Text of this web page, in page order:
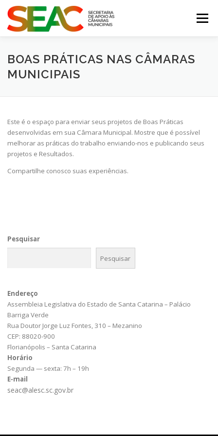
Pular
para
conteúdo
Menu
MUNICÍPIOS CATARINENSES
BOAS PRÁTICAS NAS CÂMARAS
MUNICIPAIS
Este é o espaço para enviar seus projetos de Boas Práticas
desenvolvidas em sua Câmara Municipal. Mostre que é possível
melhorar as práticas do trabalho enviando-nos e publicando seus
projetos e Resultados.
Compartilhe conosco suas experiências.
Pesquisar
Pesquisar
Endereço
Assembleia Legislativa do Estado de Santa Catarina – Palácio
Barriga Verde
Rua Doutor Jorge Luz Fontes, 310 – Mezanino
CEP: 88020-900
Florianópolis – Santa Catarina
Horário
Segunda — sexta: 7h – 19h
E-mail
seac@alesc.sc.gov.br